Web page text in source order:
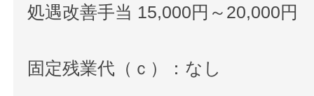
処遇改善手当 15,000円～20,000円
固定残業代（ｃ）：なし